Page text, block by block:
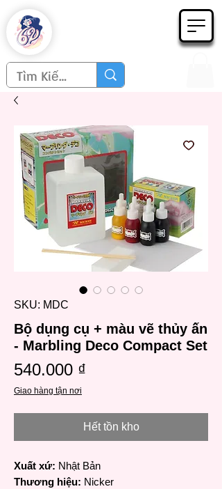
SKU: MDC
Bộ dụng cụ + màu vẽ thủy ấn
- Marbling Deco Compact Set
540.000 ₫
Giao hàng tận nơi
Hết tồn kho
Xuất xứ: Nhật Bản
Thương hiệu: Nicker